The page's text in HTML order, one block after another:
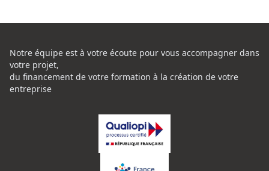
Notre équipe est à votre écoute pour vous accompagner dans
votre projet,
du financement de votre formation à la création de votre
entreprise